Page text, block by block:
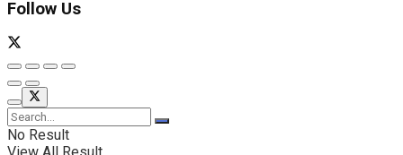
Follow Us
No Result
View All Result